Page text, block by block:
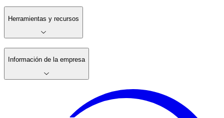
Herramientas y recursos
Información de la empresa